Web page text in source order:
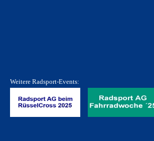
Weitere Radsport-Events: